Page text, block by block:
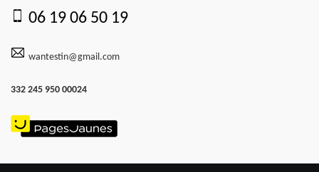
06 19 06 50 19
wantestin@gmail.com
332 245 950 00024